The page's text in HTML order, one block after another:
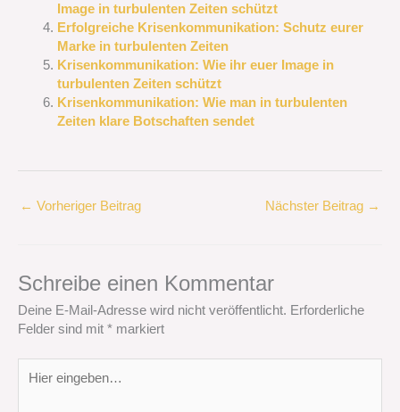
Image in turbulenten Zeiten schützt
Erfolgreiche Krisenkommunikation: Schutz eurer
Marke in turbulenten Zeiten
Krisenkommunikation: Wie ihr euer Image in
turbulenten Zeiten schützt
Krisenkommunikation: Wie man in turbulenten
Zeiten klare Botschaften sendet
← Vorheriger Beitrag Nächster Beitrag →
Schreibe einen Kommentar
Deine E-Mail-Adresse wird nicht veröffentlicht. Erforderliche
Felder sind mit * markiert
eingeben…